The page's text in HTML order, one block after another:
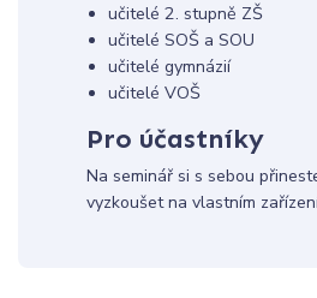
učitelé 2. stupně ZŠ
učitelé SOŠ a SOU
učitelé gymnázií
učitelé VOŠ
Pro účastníky
Na seminář si s sebou
vyzkoušet na vlastním